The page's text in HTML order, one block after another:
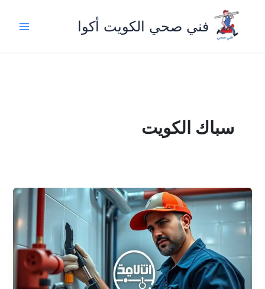
المحتوى
فني صحي الكويت أكوا
سباك الكويت